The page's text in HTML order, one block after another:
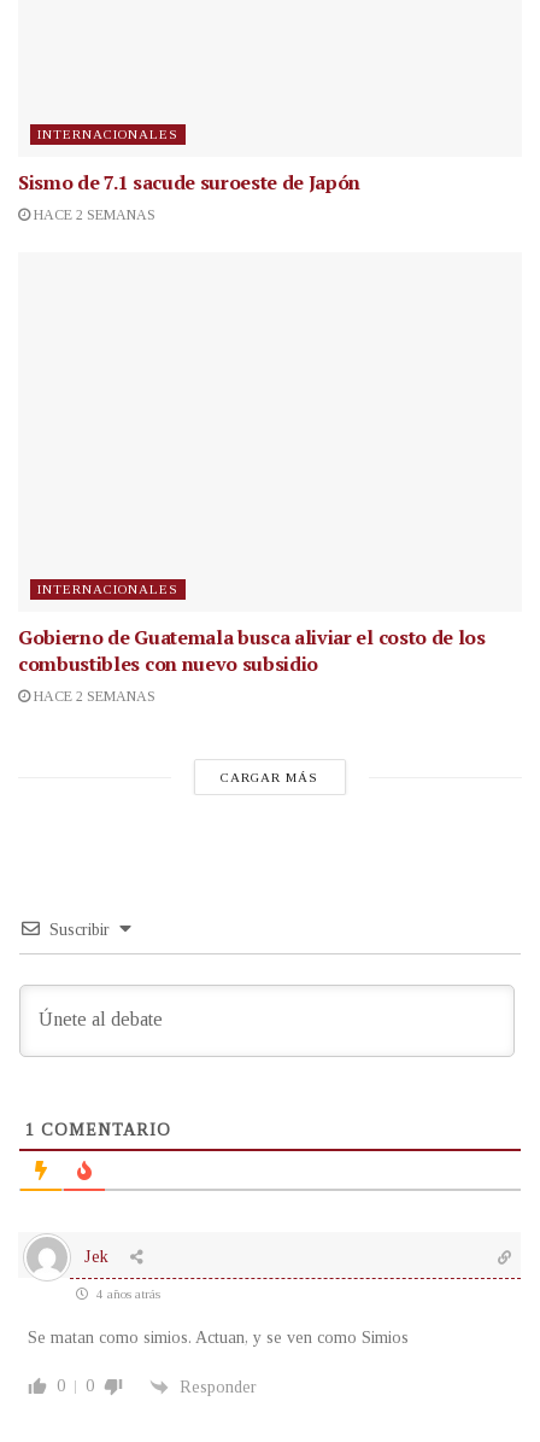
INTERNACIONALES
Sismo de 7.1 sacude suroeste de Japón
HACE 2 SEMANAS
INTERNACIONALES
Gobierno de Guatemala busca aliviar el costo de los
combustibles con nuevo subsidio
HACE 2 SEMANAS
CARGAR MÁS
Suscribir
1 COMENTARIO
Jek
4 años atrás
Se matan como simios. Actuan, y se ven como Simios
0 0 Responder